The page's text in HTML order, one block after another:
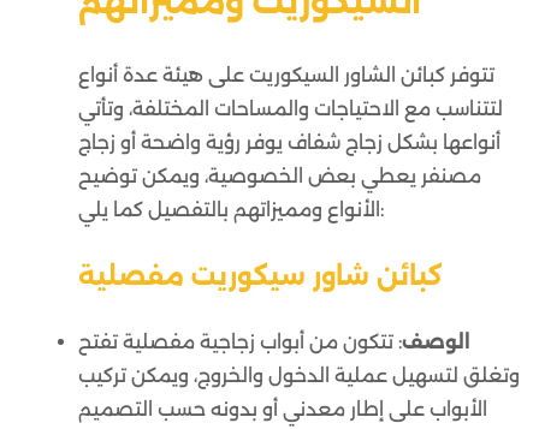
تتوفر كبائن الشاور السيكوريت على هيئة عدة أنواع
لتتناسب مع الاحتياجات والمساحات المختلفة، وتأتي
أنواعها بشكل زجاج شفاف يوفر رؤية واضحة أو زجاج
مصنفر يعطي بعض الخصوصية، ويمكن توضيح
الأنواع ومميزاتهم بالتفصيل كما يلي:
كبائن شاور سيكوريت مفصلية
الوصف: تتكون من أبواب زجاجية مفصلية تفتح
وتغلق لتسهيل عملية الدخول والخروج، ويمكن تركيب
الأبواب على إطار معدني أو بدونه حسب التصميم